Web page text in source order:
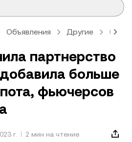
Объявления Другие
партнерство
больше
фьючерсов
г. 2 мин на чтение